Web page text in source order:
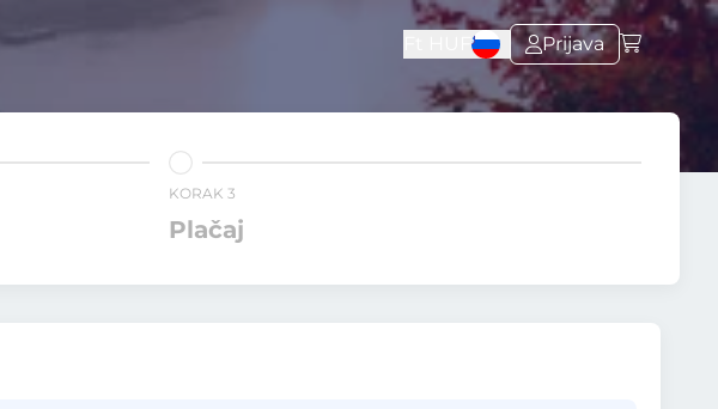
Prijava
KORAK 3
Plačaj